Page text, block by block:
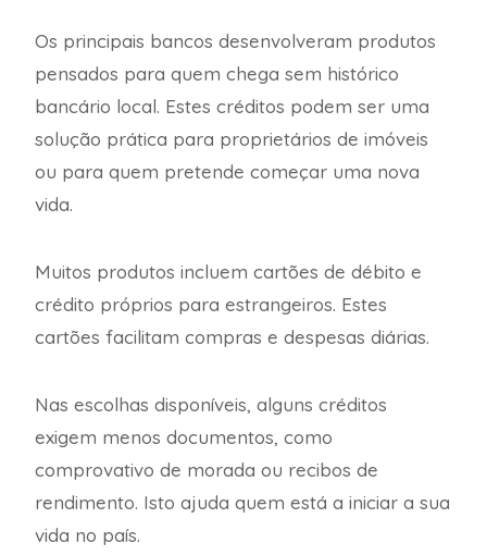
Os principais bancos desenvolveram produtos
pensados para quem chega sem histórico
bancário local. Estes créditos podem ser uma
solução prática para proprietários de imóveis
ou para quem pretende começar uma nova
vida.
Muitos produtos incluem cartões de débito e
crédito próprios para estrangeiros. Estes
cartões facilitam compras e despesas diárias.
Nas escolhas disponíveis, alguns créditos
exigem menos documentos, como
comprovativo de morada ou recibos de
rendimento. Isto ajuda quem está a iniciar a sua
vida no país.